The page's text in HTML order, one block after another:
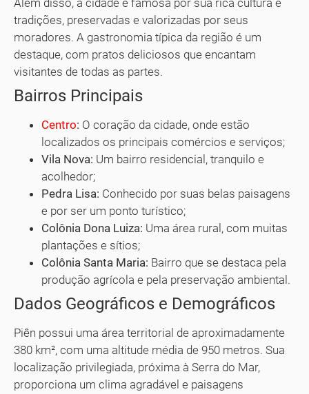
Além disso, a cidade é famosa por sua rica cultura e
tradições, preservadas e valorizadas por seus
moradores. A gastronomia típica da região é um
destaque, com pratos deliciosos que encantam
visitantes de todas as partes.
Bairros Principais
Centro: O coração da cidade, onde estão
localizados os principais comércios e serviços;
Vila Nova: Um bairro residencial, tranquilo e
acolhedor;
Pedra Lisa: Conhecido por suas belas paisagens
e por ser um ponto turístico;
Colônia Dona Luiza: Uma área rural, com muitas
plantações e sítios;
Colônia Santa Maria: Bairro que se destaca pela
produção agrícola e pela preservação ambiental.
Dados Geográficos e Demográficos
Piên possui uma área territorial de aproximadamente
380 km², com uma altitude média de 950 metros. Sua
localização privilegiada, próxima à Serra do Mar,
proporciona um clima agradável e paisagens